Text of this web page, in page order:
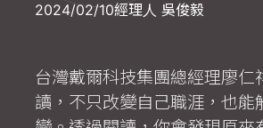
2024/02/10經理人 吳俊毅
台灣戴爾科技集團總經理廖仁
讀，不只改變自己職涯，也能